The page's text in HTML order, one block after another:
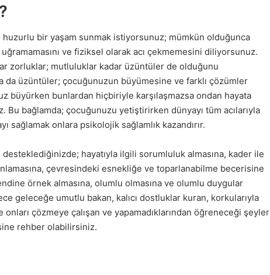
bir yaşam sunmak istiyorsunuz; mümkün olduğunca
ve fiziksel olarak acı çekmemesini diliyorsunuz.
zorluklar; mutluluklar kadar üzüntüler de olduğunu
da üzüntüler; çocuğunuzun büyümesine ve farklı çözümler
büyürken bunlardan hiçbiriyle karşılaşmazsa ondan hayata
Bu bağlamda; çocuğunuzu yetiştirirken dünyayı tüm acılarıyla
sağlamak onlara psikolojik sağlamlık kazandırır.
desteklediğinizde; hayatıyla ilgili sorumluluk almasına, kader ile
çevresindeki esnekliğe ve toparlanabilme becerisine
örnek almasına, olumlu olmasına ve olumlu duygular
geleceğe umutlu bakan, kalıcı dostluklar kuran, korkularıyla
çözmeye çalışan ve yapamadıklarından öğreneceği şeyler
rehber olabilirsiniz.